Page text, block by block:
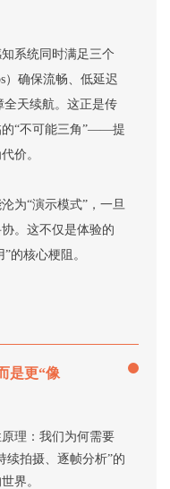
系统同时满足三个
）确保流畅、低延迟
全天续航。这正是传
的“不可能三角”——提
价。
为“演示模式”，一旦
。这不仅是体验的
的核心梗阻。
是更“像
理：我们为何需要
续拍摄、逐帧分析”的
界。